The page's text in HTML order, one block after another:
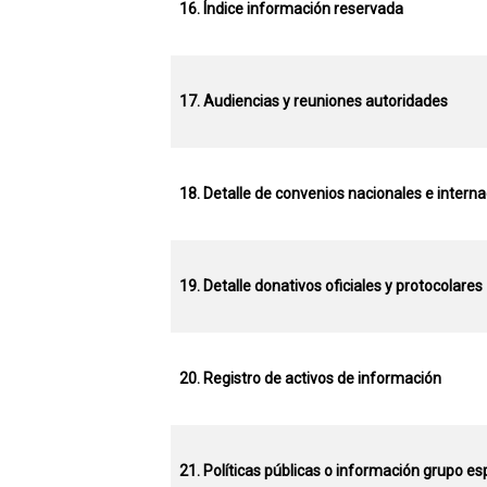
16. Índice información reservada
17. Audiencias y reuniones autoridades
18. Detalle de convenios nacionales e
19. Detalle donativos oficiales y protocolares
20. Registro de activos de información
21. Políticas públicas o información grupo